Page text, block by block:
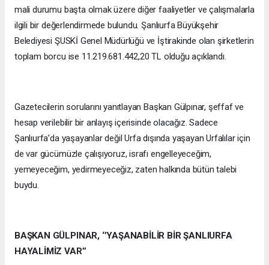
mali durumu başta olmak üzere diğer faaliyetler ve çalışmalarla
ilgili bir değerlendirmede bulundu. Şanlıurfa Büyükşehir
Belediyesi ŞUSKİ Genel Müdürlüğü ve İştirakinde olan şirketlerin
toplam borcu ise 11.219.681.442,20 TL olduğu açıklandı.
Gazetecilerin sorularını yanıtlayan Başkan Gülpınar, şeffaf ve
hesap verilebilir bir anlayış içerisinde olacağız. Sadece
Şanlıurfa’da yaşayanlar değil Urfa dışında yaşayan Urfalılar için
de var gücümüzle çalışıyoruz, israfı engelleyeceğim,
yemeyeceğim, yedirmeyeceğiz, zaten halkında bütün talebi
buydu.
BAŞKAN GÜLPINAR, ‘’YAŞANABİLİR BİR ŞANLIURFA
HAYALİMİZ VAR’’